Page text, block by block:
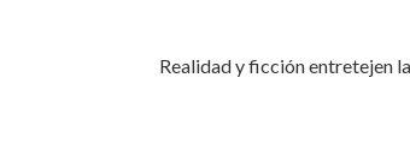
Realidad y ficción entretejen